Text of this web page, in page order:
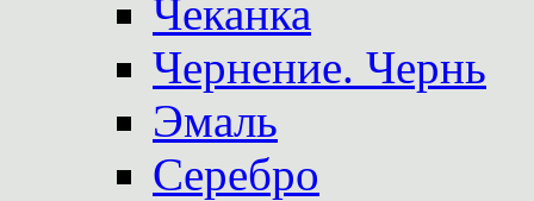
Чеканка
Чернение. Чернь
Эмаль
Серебро